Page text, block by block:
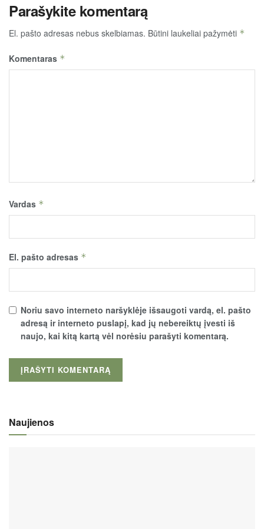
Parašykite komentarą
El. pašto adresas nebus skelbiamas. Būtini laukeliai pažymėti *
Komentaras *
Vardas *
El. pašto adresas *
Noriu savo interneto naršyklėje išsaugoti vardą, el. pašto
adresą ir interneto puslapį, kad jų nebereiktų įvesti iš
naujo, kai kitą kartą vėl norėsiu parašyti komentarą.
Naujienos